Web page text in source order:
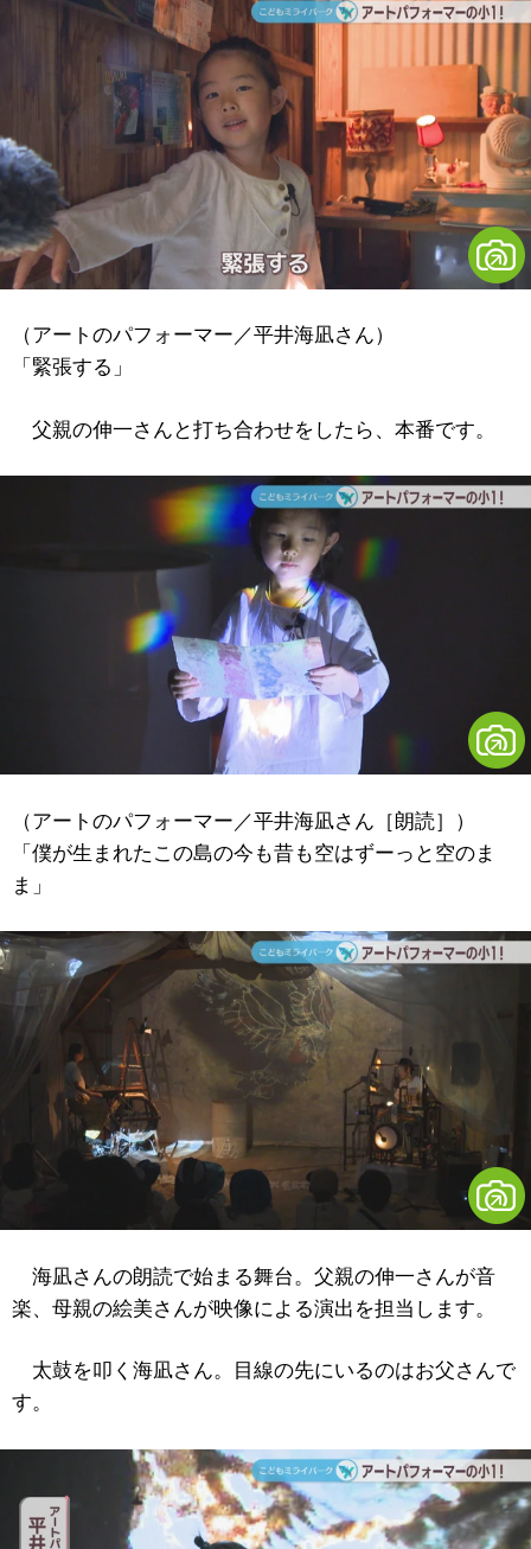
（アートのパフォーマー／平井海凪さん）
「緊張する」
父親の伸一さんと打ち合わせをしたら、本番です。
（アートのパフォーマー／平井海凪さん［朗読］）
「僕が生まれたこの島の今も昔も空はずーっと空のま
ま」
海凪さんの朗読で始まる舞台。父親の伸一さんが音
楽、母親の絵美さんが映像による演出を担当します。
太鼓を叩く海凪さん。目線の先にいるのはお父さんで
す。